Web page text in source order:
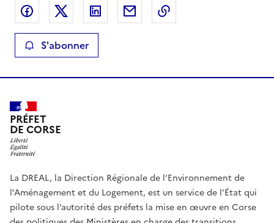
Partager sur Facebook
Partager sur XPartager sur LinkedIn
Partager par email
S'abonner
PRÉFET
DE CORSE
La DREAL, la Direction Régionale de l’Environnement de
l’Aménagement et du Logement, est un service de l’État qui
pilote sous l’autorité des préfets la mise en œuvre en Corse